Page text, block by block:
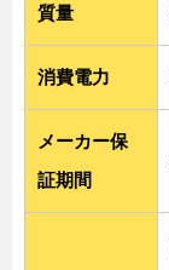
質量
消費電力
メーカー保
証期間